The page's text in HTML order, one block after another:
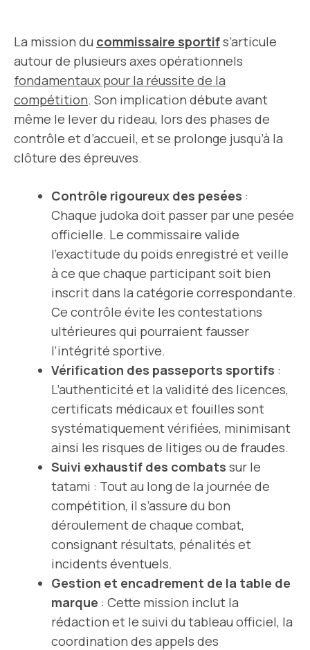
La mission du commissaire sportifs’articule
autour de plusieurs axes opérationnels
fondamentaux pour la réussite de la
compétition. Son implication débute avant
même le lever du rideau, lors des phases de
contrôle et d’accueil, et se prolonge jusqu’à la
clôture des épreuves.
Contrôle rigoureux des pesées :
Chaque judoka doit passer par une pesée
officielle. Le commissaire valide
l’exactitude du poids enregistré et veille
à ce que chaque participant soit bien
inscrit dans la catégorie correspondante.
Ce contrôle évite les contestations
ultérieures qui pourraient fausser
l’intégrité sportive.
Vérification des passeports sportifs :
L’authenticité et la validité des licences,
certificats médicaux et fouilles sont
systématiquement vérifiées, minimisant
ainsi les risques de litiges ou de fraudes.
Suivi exhaustif des combats sur le
tatami : Tout au long de la journée de
compétition, il s’assure du bon
déroulement de chaque combat,
consignant résultats, pénalités et
incidents éventuels.
Gestion et encadrement de la table de
marque : Cette mission inclut la
rédaction et le suivi du tableau officiel, la
coordination des appels des